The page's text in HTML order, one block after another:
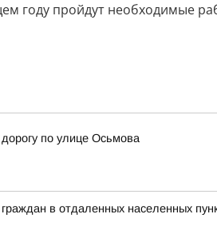
году пройдут необходимые
по улице Осьмова
в отдаленных населенных